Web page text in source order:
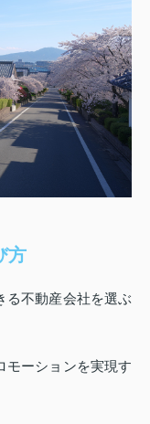
方
る不動産会社を選ぶ
モーションを実現す